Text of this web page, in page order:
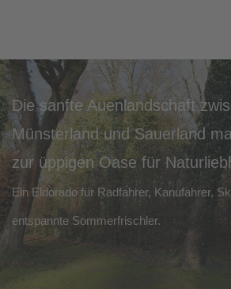
Die sanfte Auenlandschaft
Münsterland und Sauerland
zur üppigen Oase für
Ein Eldorado für Radfahrer, Kanufahrer,
entspannte Sommerfrischler.